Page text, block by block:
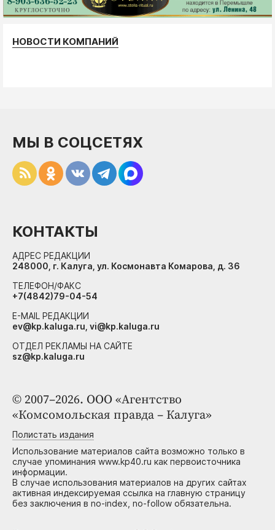
НОВОСТИ КОМПАНИЙ
© 2007–2026. ООО «Агентство
«Комсомольская правда – Калуга»
Полистать издания
Использование материалов сайта возможно только в
случае упоминания www.kp40.ru как первоисточника
информации.
В случае использования материалов на других сайтах
активная индексируемая ссылка на главную страницу
без заключения в no-index, no-follow обязательна.
МЫ В СОЦСЕТЯХ
КОНТАКТЫ
АДРЕС РЕДАКЦИИ
248000, г. Калуга, ул. Космонавта Комарова, д. 36
ТЕЛЕФОН/ФАКС
+7(4842)79-04-54
E-MAIL РЕДАКЦИИ
ev@kp.kaluga.ru, vi@kp.kaluga.ru
ОТДЕЛ РЕКЛАМЫ НА САЙТЕ
sz@kp.kaluga.ru